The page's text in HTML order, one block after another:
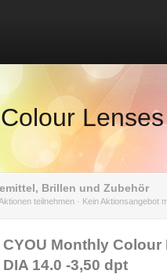
Brillen und Zubehör
teilnehmen · Kein Aktionsangebot
CYOU Monthly
DIA 14.0 -3,50 dpt